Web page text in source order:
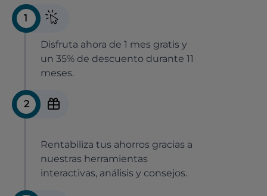
1
Disfruta ahora de 1 mes gratis y
un 35% de descuento durante 11
meses.
2
Rentabiliza tus ahorros gracias a
nuestras herramientas
interactivas, análisis y consejos.